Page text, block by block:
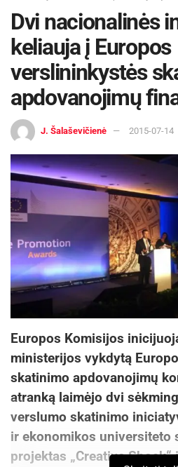
Dvi nacionalinės
keliauja į Europos
verslininkystės
apdovanojimų
J. Šalaševičienė 2015-07-14
Europos Komisijos
ministerijos vykdytą
skatinimo apdovanojimų
atranką laimėjo dvi
verslumo skatinimo
ir ekonomikos universiteto
projektas „Creative Shock“